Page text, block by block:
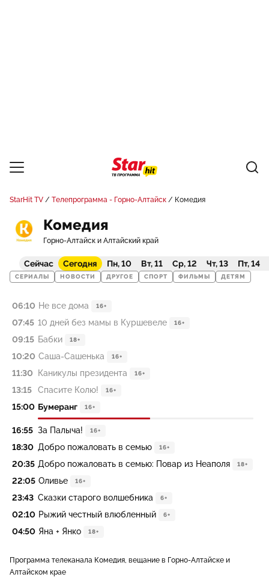
StarHit TV Телепрограмма - Горно-Алтайск Комедия
Комедия
Горно-Алтайск и Алтайский край
Сейчас Сегодня Пн, 10 Вт, 11 Ср, 12 Чт, 13 Пт, 14
СЕРИАЛЫ НОВОСТИ ДРУГОЕ СПОРТ ФИЛЬМЫ ДЕТЯМ
06:10 Не все дома 16+
07:45 10 дней без мамы в Куршевеле 16+
09:15 Бабки 18+
10:20 Саша-Сашенька 16+
11:30 Каникулы президента 16+
13:15 Спасите Колю! 16+
15:00 Бумеранг 16+
16:55 За Палыча! 16+
18:30 Добро пожаловать в семью 16+
20:35 Добро пожаловать в семью: Повар из Неаполя 18+
22:05 Оливье 16+
23:43 Сказки старого волшебника 6+
02:10 Рыжий честный влюбленный 6+
04:50 Яна + Янко 18+
Программа телеканала Комедия, вещание в Горно-Алтайске и
Алтайском крае